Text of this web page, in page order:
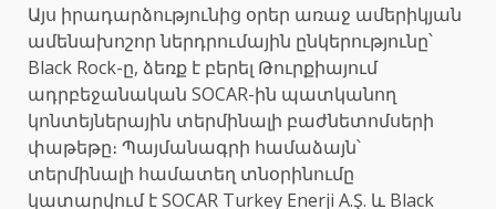
Այս իրադարձությունից օրեր առաջ ամերիկյան
ամենախոշոր ներդրումային ընկերությունը՝
Black Rock-ը, ձեռք է բերել Թուրքիայում
ադրբեջանական SOCAR-ին պատկանող
կոնտեյներային տերմինալի բաժնետոմսերի
փաթեթը։ Պայմանագրի համաձայն՝
տերմինալի համատեղ տնօրինումը
կատարվում է SOCAR Turkey Enerji A.Ş. և Black